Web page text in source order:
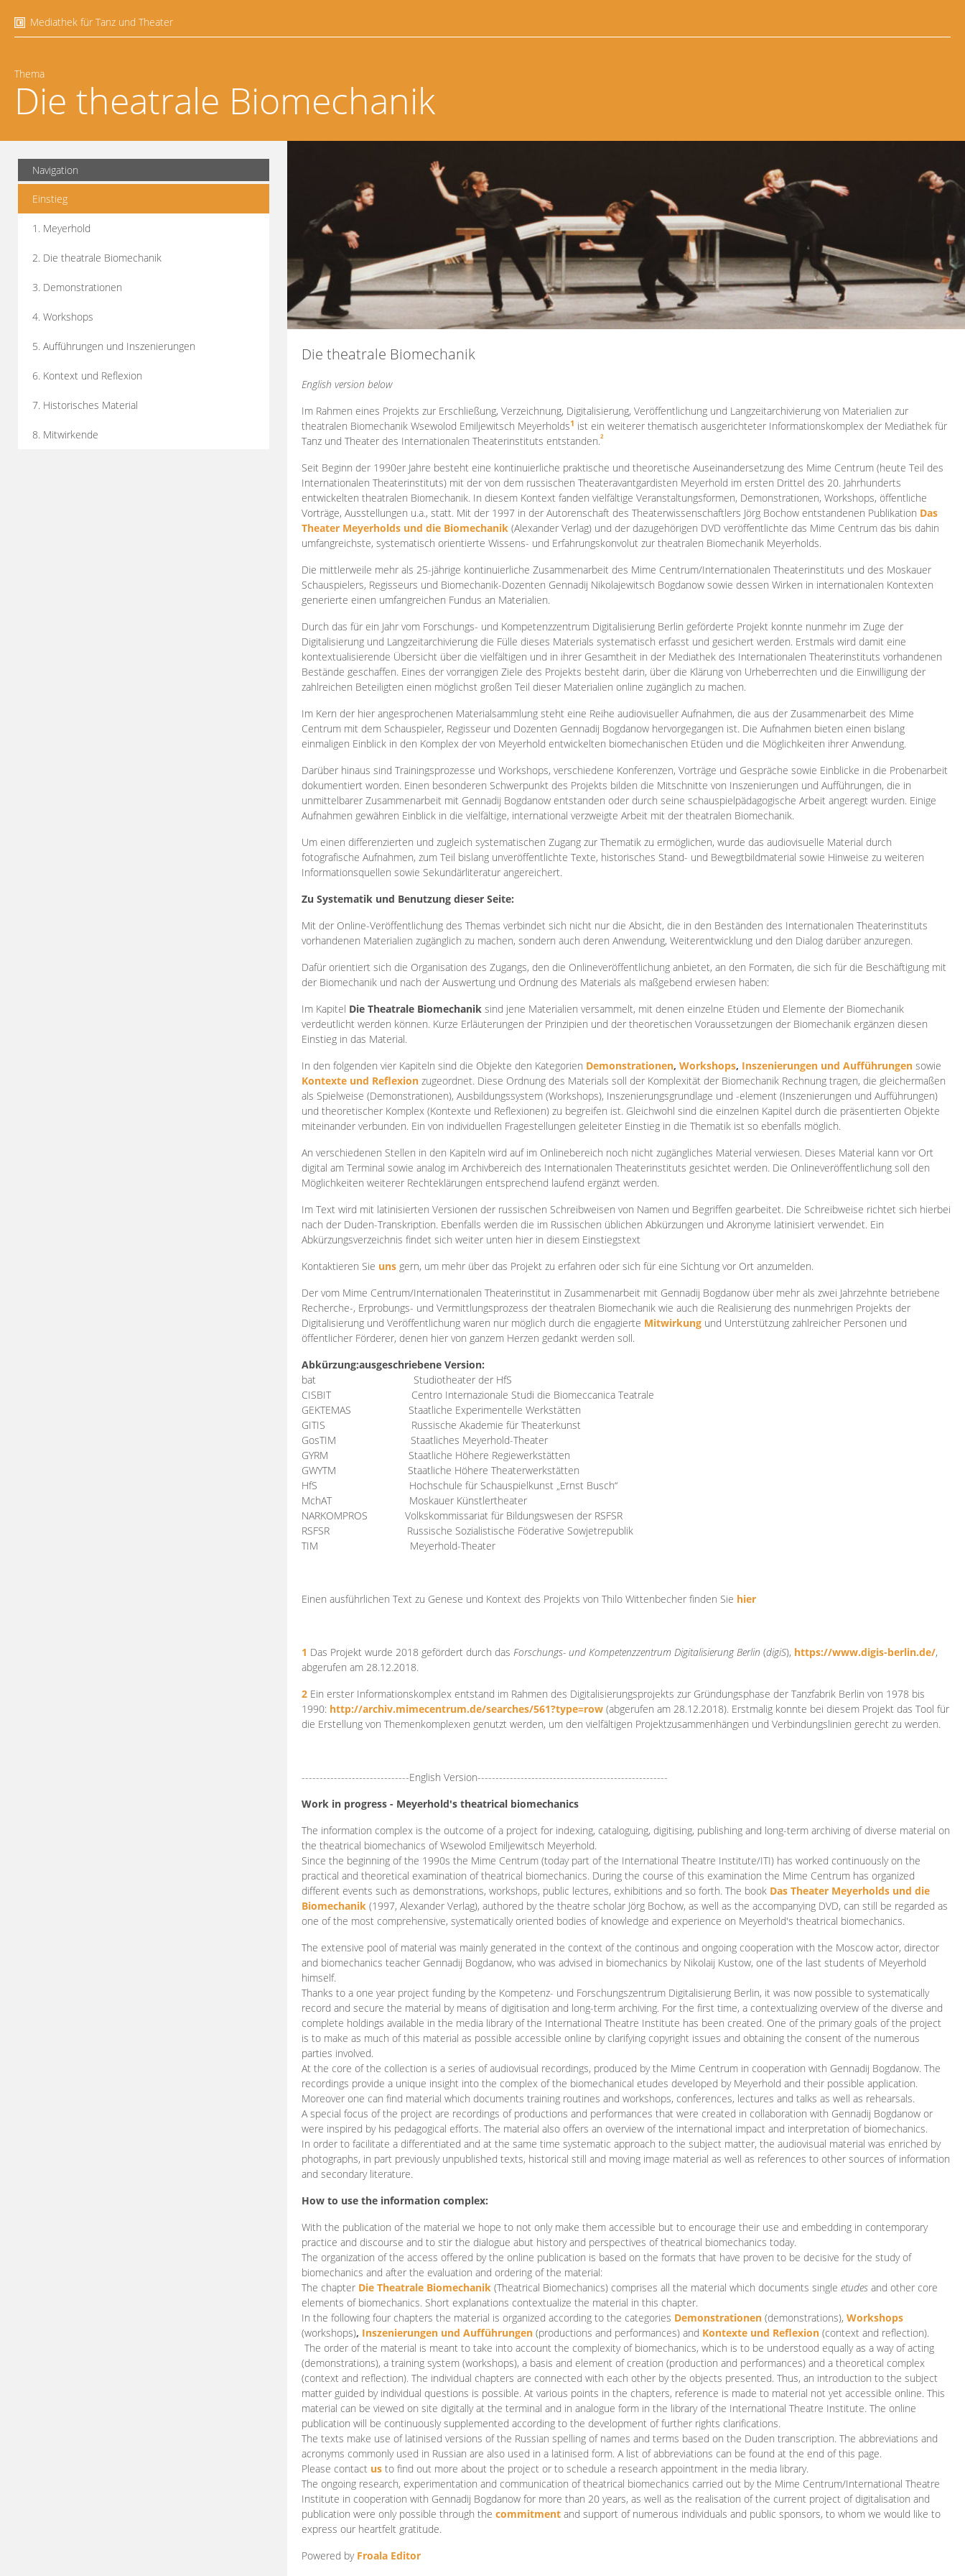
Mediathek für Tanz und Theater
Thema
Die theatrale Biomechanik
Navigation
Einstieg
1. Meyerhold
2. Die theatrale Biomechanik
3. Demonstrationen
4. Workshops
5. Aufführungen und Inszenierungen
6. Kontext und Reflexion
7. Historisches Material
8. Mitwirkende
Die theatrale Biomechanik
English version below
Im Rahmen eines Projekts zur Erschließung, Verzeichnung, Digitalisierung, Veröffentlichung und Langzeitarchivierung von Materialien zur
theatralen Biomechanik Wsewolod Emiljewitsch Meyerholds1 ist ein weiterer thematisch ausgerichteter Informationskomplex der Mediathek für
Tanz und Theater des Internationalen Theaterinstituts entstanden.2
Seit Beginn der 1990er Jahre besteht eine kontinuierliche praktische und theoretische Auseinandersetzung des Mime Centrum (heute Teil des
Internationalen Theaterinstituts) mit der von dem russischen Theateravantgardisten Meyerhold im ersten Drittel des 20. Jahrhunderts
entwickelten theatralen Biomechanik. In diesem Kontext fanden vielfältige Veranstaltungsformen, Demonstrationen, Workshops, öffentliche
Vorträge, Ausstellungen u.a., statt. Mit der 1997 in der Autorenschaft des Theaterwissenschaftlers Jörg Bochow entstandenen Publikation Das
Theater Meyerholds und die Biomechanik (Alexander Verlag) und der dazugehörigen DVD veröffentlichte das Mime Centrum das bis dahin
umfangreichste, systematisch orientierte Wissens- und Erfahrungskonvolut zur theatralen Biomechanik Meyerholds.
Die mittlerweile mehr als 25-jährige kontinuierliche Zusammenarbeit des Mime Centrum/Internationalen Theaterinstituts und des Moskauer
Schauspielers, Regisseurs und Biomechanik-Dozenten Gennadij Nikolajewitsch Bogdanow sowie dessen Wirken in internationalen Kontexten
generierte einen umfangreichen Fundus an Materialien.
Durch das für ein Jahr vom Forschungs- und Kompetenzzentrum Digitalisierung Berlin geförderte Projekt konnte nunmehr im Zuge der
Digitalisierung und Langzeitarchivierung die Fülle dieses Materials systematisch erfasst und gesichert werden. Erstmals wird damit eine
kontextualisierende Übersicht über die vielfältigen und in ihrer Gesamtheit in der Mediathek des Internationalen Theaterinstituts vorhandenen
Bestände geschaffen. Eines der vorrangigen Ziele des Projekts besteht darin, über die Klärung von Urheberrechten und die Einwilligung der
zahlreichen Beteiligten einen möglichst großen Teil dieser Materialien online zugänglich zu machen.
Im Kern der hier angesprochenen Materialsammlung steht eine Reihe audiovisueller Aufnahmen, die aus der Zusammenarbeit des Mime
Centrum mit dem Schauspieler, Regisseur und Dozenten Gennadij Bogdanow hervorgegangen ist. Die Aufnahmen bieten einen bislang
einmaligen Einblick in den Komplex der von Meyerhold entwickelten biomechanischen Etüden und die Möglichkeiten ihrer Anwendung.
Darüber hinaus sind Trainingsprozesse und Workshops, verschiedene Konferenzen, Vorträge und Gespräche sowie Einblicke in die Probenarbeit
dokumentiert worden. Einen besonderen Schwerpunkt des Projekts bilden die Mitschnitte von Inszenierungen und Aufführungen, die in
unmittelbarer Zusammenarbeit mit Gennadij Bogdanow entstanden oder durch seine schauspielpädagogische Arbeit angeregt wurden. Einige
Aufnahmen gewähren Einblick in die vielfältige, international verzweigte Arbeit mit der theatralen Biomechanik.
Um einen differenzierten und zugleich systematischen Zugang zur Thematik zu ermöglichen, wurde das audiovisuelle Material durch
fotografische Aufnahmen, zum Teil bislang unveröffentlichte Texte, historisches Stand- und Bewegtbildmaterial sowie Hinweise zu weiteren
Informationsquellen sowie Sekundärliteratur angereichert.
Zu Systematik und Benutzung dieser Seite:
Mit der Online-Veröffentlichung des Themas verbindet sich nicht nur die Absicht, die in den Beständen des Internationalen Theaterinstituts
vorhandenen Materialien zugänglich zu machen, sondern auch deren Anwendung, Weiterentwicklung und den Dialog darüber anzuregen.
Dafür orientiert sich die Organisation des Zugangs, den die Onlineveröffentlichung anbietet, an den Formaten, die sich für die Beschäftigung mit
der Biomechanik und nach der Auswertung und Ordnung des Materials als maßgebend erwiesen haben:
Im Kapitel Die Theatrale Biomechanik sind jene Materialien versammelt, mit denen einzelne Etüden und Elemente der Biomechanik
verdeutlicht werden können. Kurze Erläuterungen der Prinzipien und der theoretischen Voraussetzungen der Biomechanik ergänzen diesen
Einstieg in das Material.
In den folgenden vier Kapiteln sind die Objekte den Kategorien Demonstrationen, Workshops, Inszenierungen und Aufführungen sowie
Kontexte und Reflexion zugeordnet. Diese Ordnung des Materials soll der Komplexität der Biomechanik Rechnung tragen, die gleichermaßen
als Spielweise (Demonstrationen), Ausbildungssystem (Workshops), Inszenierungsgrundlage und -element (Inszenierungen und Aufführungen)
und theoretischer Komplex (Kontexte und Reflexionen) zu begreifen ist. Gleichwohl sind die einzelnen Kapitel durch die präsentierten Objekte
miteinander verbunden. Ein von individuellen Fragestellungen geleiteter Einstieg in die Thematik ist so ebenfalls möglich.
An verschiedenen Stellen in den Kapiteln wird auf im Onlinebereich noch nicht zugängliches Material verwiesen. Dieses Material kann vor Ort
digital am Terminal sowie analog im Archivbereich des Internationalen Theaterinstituts gesichtet werden. Die Onlineveröffentlichung soll den
Möglichkeiten weiterer Rechteklärungen entsprechend laufend ergänzt werden.
Im Text wird mit latinisierten Versionen der russischen Schreibweisen von Namen und Begriffen gearbeitet. Die Schreibweise richtet sich hierbei
nach der Duden-Transkription. Ebenfalls werden die im Russischen üblichen Abkürzungen und Akronyme latinisiert verwendet. Ein
Abkürzungsverzeichnis findet sich weiter unten hier in diesem Einstiegstext
Kontaktieren Sie uns gern, um mehr über das Projekt zu erfahren oder sich für eine Sichtung vor Ort anzumelden.
Der vom Mime Centrum/Internationalen Theaterinstitut in Zusammenarbeit mit Gennadij Bogdanow über mehr als zwei Jahrzehnte betriebene
Recherche-, Erprobungs- und Vermittlungsprozess der theatralen Biomechanik wie auch die Realisierung des nunmehrigen Projekts der
Digitalisierung und Veröffentlichung waren nur möglich durch die engagierte Mitwirkung und Unterstützung zahlreicher Personen und
öffentlicher Förderer, denen hier von ganzem Herzen gedankt werden soll.
Abkürzung:ausgeschriebene Version:
bat
Studiotheater der HfS
CISBIT
Centro Internazionale Studi die Biomeccanica Teatrale
GEKTEMAS
Staatliche Experimentelle Werkstätten
GITIS
Russische Akademie für Theaterkunst
GosTIM
Staatliches Meyerhold-Theater
GYRM
Staatliche Höhere Regiewerkstätten
GWYTM
Staatliche Höhere Theaterwerkstätten
HfS
Hochschule für Schauspielkunst „Ernst Busch“
MchAT
Moskauer Künstlertheater
NARKOMPROS
Volkskommissariat für Bildungswesen der RSFSR
RSFSR
Russische Sozialistische Föderative Sowjetrepublik
TIM Meyerhold-Theater
Einen ausführlichen Text zu Genese und Kontext des Projekts von Thilo Wittenbecher finden Sie hier
1 Das Projekt wurde 2018 gefördert durch das Forschungs- und Kompetenzzentrum DigitalisierungBerlin (digiS), https://www.digis-berlin.de/,
abgerufen am 28.12.2018.
2 Ein erster Informationskomplex entstand im Rahmen des Digitalisierungsprojekts zur Gründungsphase der Tanzfabrik Berlin von 1978 bis
1990: http://archiv.mimecentrum.de/searches/561?type=row (abgerufen am 28.12.2018). Erstmalig konnte bei diesem Projekt das Tool für
die Erstellung von Themenkomplexen genutzt werden, um den vielfältigen Projektzusammenhängen und Verbindungslinien gerecht zu werden.
------------------------------English Version-----------------------------------------------------
Work in progress - Meyerhold's theatrical biomechanics
The information complex is the outcome of a project for indexing, cataloguing, digitising, publishing and long-term archiving of diverse material on
the theatrical biomechanics of Wsewolod Emiljewitsch Meyerhold.
Since the beginning of the 1990s the Mime Centrum (today part of the International Theatre Institute/ITI) has worked continuously on the
practical and theoretical examination of theatrical biomechanics. During the course of this examination the Mime Centrum has organized
different events such as demonstrations, workshops, public lectures, exhibitions and so forth. The book Das Theater Meyerholds und die
Biomechanik (1997, Alexander Verlag), authored by the theatre scholar Jörg Bochow, as well as the accompanying DVD, can still be regarded as
one of the most comprehensive, systematically oriented bodies of knowledge and experience on Meyerhold's theatrical biomechanics.
The extensive pool of material was mainly generated in the context of the continous and ongoing cooperation with the Moscow actor, director
and biomechanics teacher Gennadij Bogdanow, who was advised in biomechanics by Nikolaij Kustow, one of the last students of Meyerhold
himself.
Thanks to a one year project funding by the Kompetenz- und Forschungszentrum Digitalisierung Berlin, it was now possible to systematically
record and secure the material by means of digitisation and long-term archiving. For the first time, a contextualizing overview of the diverse and
complete holdings available in the media library of the International Theatre Institute has been created. One of the primary goals of the project
is to make as much of this material as possible accessible online by clarifying copyright issues and obtaining the consent of the numerous
parties involved.
At the core of the collection is a series of audiovisual recordings, produced by the Mime Centrum in cooperation with Gennadij Bogdanow. The
recordings provide a unique insight into the complex of the biomechanical etudes developed by Meyerhold and their possible application.
Moreover one can find material which documents training routines and workshops, conferences, lectures and talks as well as rehearsals.
A special focus of the project are recordings of productions and performances that were created in collaboration with Gennadij Bogdanow or
were inspired by his pedagogical efforts. The material also offers an overview of the international impact and interpretation of biomechanics.
In order to facilitate a differentiated and at the same time systematic approach to the subject matter, the audiovisual material was enriched by
photographs, in part previously unpublished texts, historical still and moving image material as well as references to other sources of information
and secondary literature.
How to use the information complex:
With the publication of the material we hope to not only make them accessible but to encourage their use and embedding in contemporary
practice and discourse and to stir the dialogue abut history and perspectives of theatrical biomechanics today.
The organization of the access offered by the online publication is based on the formats that have proven to be decisive for the study of
biomechanics and after the evaluation and ordering of the material:
The chapter Die Theatrale Biomechanik (Theatrical Biomechanics) comprises all the material which documents single etudes and other core
elements of biomechanics. Short explanations contextualize the material in this chapter.
In the following four chapters the material is organized according to the categories Demonstrationen (demonstrations), Workshops
(workshops), Inszenierungen und Aufführungen (productions and performances) and Kontexte und Reflexion (context and reflection).
The order of the material is meant to take into account the complexity of biomechanics, which is to be understood equally as a way of acting
(demonstrations), a training system (workshops), a basis and element of creation (production and performances) and a theoretical complex
(context and reflection). The individual chapters are connected with each other by the objects presented. Thus, an introduction to the subject
matter guided by individual questions is possible. At various points in the chapters, reference is made to material not yet accessible online. This
material can be viewed on site digitally at the terminal and in analogue form in the library of the International Theatre Institute. The online
publication will be continuously supplemented according to the development of further rights clarifications.
The texts make use of latinised versions of the Russian spelling of names and terms based on the Duden transcription. The abbreviations and
acronyms commonly used in Russian are also used in a latinised form. A list of abbreviations can be found at the end of this page.
Please contact us to find out more about the project or to schedule a research appointment in the media library.
The ongoing research, experimentation and communication of theatrical biomechanics carried out by the Mime Centrum/International Theatre
Institute in cooperation with Gennadij Bogdanow for more than 20 years, as well as the realisation of the current project of digitalisation and
publication were only possible through the commitment and support of numerous individuals and public sponsors, to whom we would like to
express our heartfelt gratitude.
Powered by Froala Editor